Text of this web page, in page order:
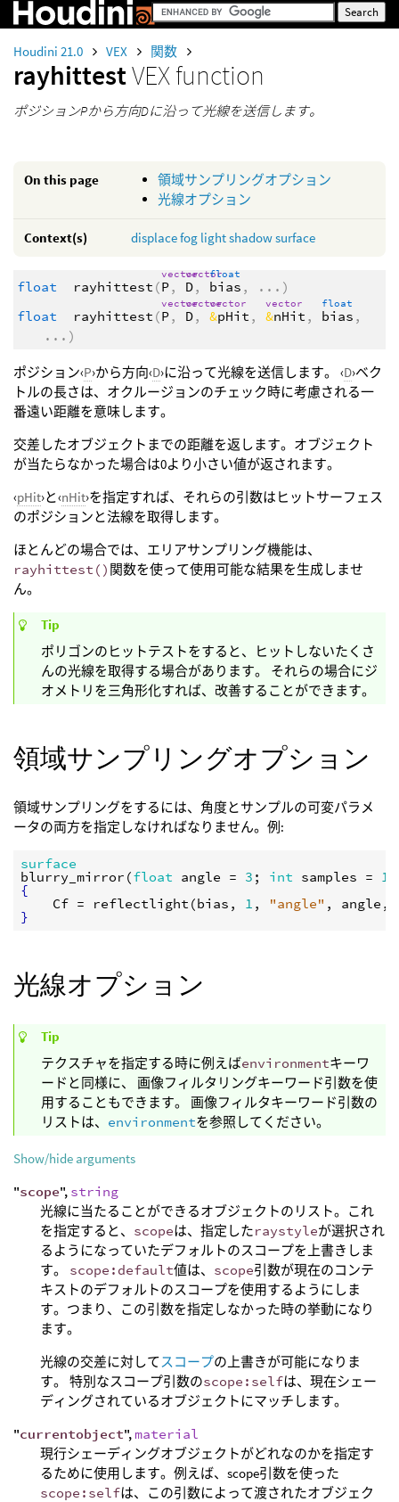
Houdini 21.0 VEX 関数
rayhittestVEX function
ポジションPから方向Dに沿って光線を送信します。
On this page
領域サンプリングオプション
光線オプション
Context(s) displacefog lightshadowsurface
float rayhittest (
vector
P,
vector
D,
float
bias , ... )
float
rayhittest (
vector
P,
vector
D,
vector
&pHit ,
vector
&nHit ,
float
bias ,
... )
ポジション‹P›から方向‹D›に沿って光線を送信します。 ‹D›ベク
トルの長さは、オクルージョンのチェック時に考慮される一
番遠い距離を意味します。
交差したオブジェクトまでの距離を返します。オブジェクト
が当たらなかった場合は0より小さい値が返されます。
‹pHit›と‹nHit›を指定すれば、それらの引数はヒットサーフェス
のポジションと法線を取得します。
ほとんどの場合では、エリアサンプリング機能は、
rayhittest() 関数を使って使用可能な結果を生成しませ
ん。
Tip
ポリゴンのヒットテストをすると、ヒットしないたくさ
んの光線を取得する場合があります。 それらの場合にジ
オメトリを三角形化すれば、改善することができます。
領域サンプリングオプション
領域サンプリングをするには、角度とサンプルの可変パラメ
ータの両方を指定しなければなりません。例:
surface
blurry_mirror (float angle = 3 ; int samples = 16
{
Cf = reflectlight (bias , 1 , "angle" , angle ,
}
光線オプション
Tip
テクスチャを指定する時に例えばenvironmentキーワ
ードと同様に、 画像フィルタリングキーワード引数を使
用することもできます。 画像フィルタキーワード引数の
リストは、 environmentを参照してください。
Show/hide arguments
"scope", string
光線に当たることができるオブジェクトのリスト。これ
を指定すると、 scopeは、指定したraystyleが選択され
るようになっていたデフォルトのスコープを上書きしま
す。 scope:default値は、 scope引数が現在のコンテ
キストのデフォルトのスコープを使用するようにしま
す。つまり、この引数を指定しなかった時の挙動になり
ます。
光線の交差に対してスコープの上書きが可能になりま
す。 特別なスコープ引数のscope:selfは、現在シェー
ディングされているオブジェクトにマッチします。
"currentobject", material
現行シェーディングオブジェクトがどれなのかを指定す
るために使用します。例えば、scope引数を使った
scope:selfは、この引数によって渡されたオブジェク